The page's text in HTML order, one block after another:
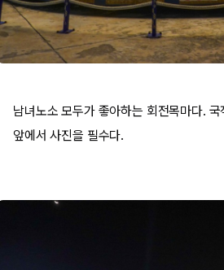
남녀노소 모두가 좋아하는 회전목마다.
앞에서 사진을 필수다.